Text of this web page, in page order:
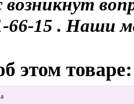
66-15 . Наши
этом товаре: